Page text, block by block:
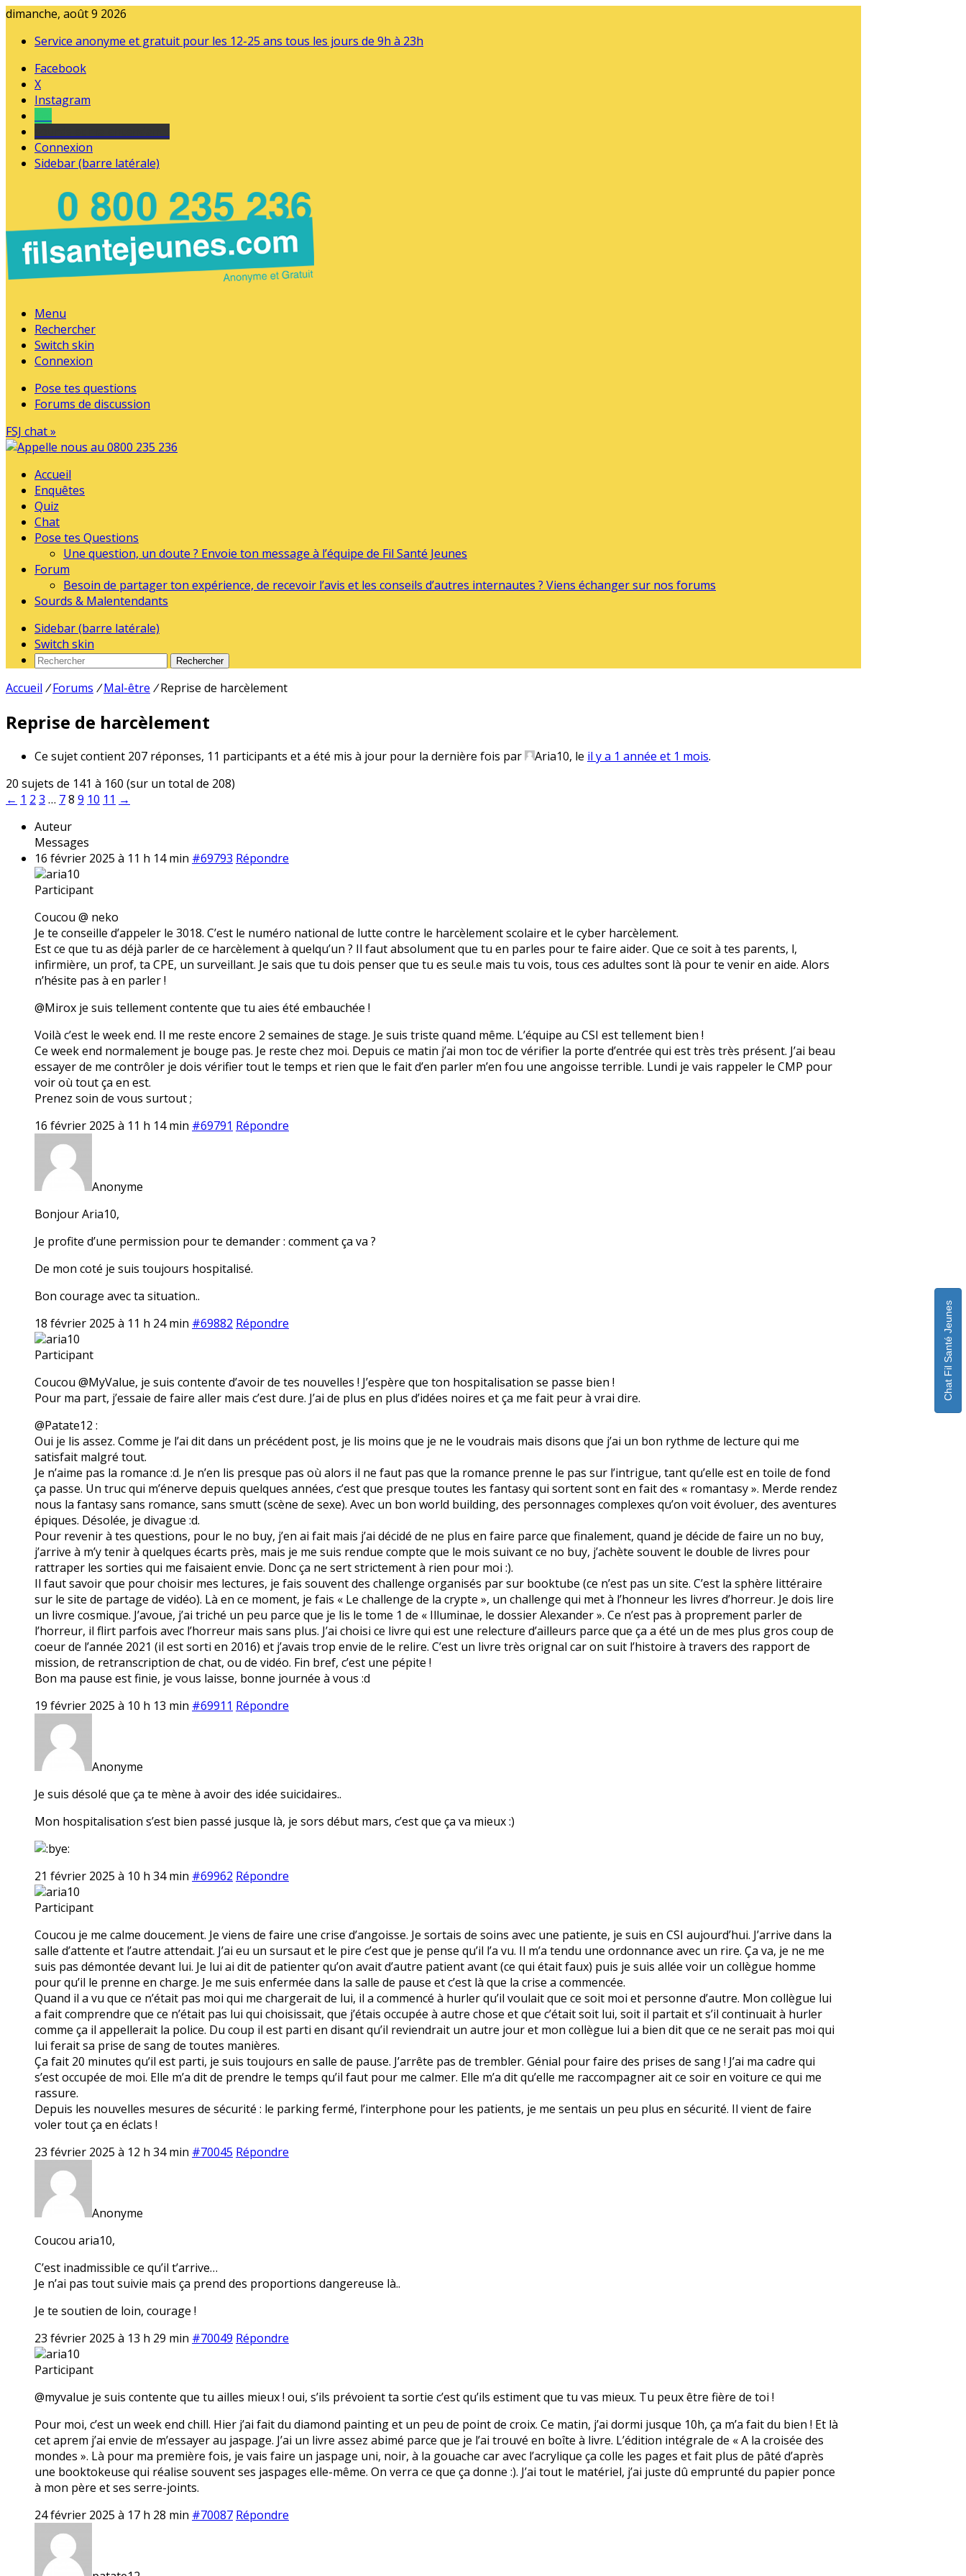
dimanche, août 9 2026
Service anonyme et gratuit pour les 12-25 ans tous les jours de 9h à 23h
Facebook
X
Instagram
Connexion
Sidebar (barre latérale)
Menu
Rechercher
Switch skin
Connexion
Pose tes questions
Forums de discussion
FSJ chat »
Accueil
Enquêtes
Quiz
Chat
Pose tes Questions
Une question, un doute ? Envoie ton message à l’équipe de Fil Santé Jeunes
Forum
Besoin de partager ton expérience, de recevoir l’avis et les conseils d’autres internautes ? Viens échanger sur nos forums
Sourds & Malentendants
Sidebar (barre latérale)
Switch skin
Rechercher
Accueil / Forums / Mal-être / Reprise de harcèlement
Reprise de harcèlement
Ce sujet contient 207 réponses, 11 participants et a été mis à jour pour la dernière fois par Aria10, le il y a 1 année et 1 mois.
20 sujets de 141 à 160 (sur un total de 208)
← 1 2 3 … 78 9 10 11 →
Auteur
Messages
16 février 2025 à 11 h 14 min #69793 Répondre
aria10
Participant
Coucou @ neko
Je te conseille d’appeler le 3018. C’est le numéro national de lutte contre le harcèlement scolaire et le cyber harcèlement.
Est ce que tu as déjà parler de ce harcèlement à quelqu’un ? Il faut absolument que tu en parles pour te faire aider. Que ce soit à tes parents, l,
infirmière, un prof, ta CPE, un surveillant. Je sais que tu dois penser que tu es seul.e mais tu vois, tous ces adultes sont là pour te venir en aide. Alors
n’hésite pas à en parler !
@Mirox je suis tellement contente que tu aies été embauchée !
Voilà c’est le week end. Il me reste encore 2 semaines de stage. Je suis triste quand même. L’équipe au CSI est tellement bien !
Ce week end normalement je bouge pas. Je reste chez moi. Depuis ce matin j’ai mon toc de vérifier la porte d’entrée qui est très très présent. J’ai beau
essayer de me contrôler je dois vérifier tout le temps et rien que le fait d’en parler m’en fou une angoisse terrible. Lundi je vais rappeler le CMP pour
voir où tout ça en est.
Prenez soin de vous surtout ;
16 février 2025 à 11 h 14 min #69791 Répondre
Anonyme
Bonjour Aria10,
Je profite d’une permission pour te demander : comment ça va ?
De mon coté je suis toujours hospitalisé.
Bon courage avec ta situation..
18 février 2025 à 11 h 24 min #69882 Répondre
aria10
Participant
Coucou @MyValue, je suis contente d’avoir de tes nouvelles ! J’espère que ton hospitalisation se passe bien !
Pour ma part, j’essaie de faire aller mais c’est dure. J’ai de plus en plus d’idées noires et ça me fait peur à vrai dire.
@Patate12 :
Oui je lis assez. Comme je l’ai dit dans un précédent post, je lis moins que je ne le voudrais mais disons que j’ai un bon rythme de lecture qui me
satisfait malgré tout.
Je n’aime pas la romance :d. Je n’en lis presque pas où alors il ne faut pas que la romance prenne le pas sur l’intrigue, tant qu’elle est en toile de fond
ça passe. Un truc qui m’énerve depuis quelques années, c’est que presque toutes les fantasy qui sortent sont en fait des « romantasy ». Merde rendez
nous la fantasy sans romance, sans smutt (scène de sexe). Avec un bon world building, des personnages complexes qu’on voit évoluer, des aventures
épiques. Désolée, je divague :d.
Pour revenir à tes questions, pour le no buy, j’en ai fait mais j’ai décidé de ne plus en faire parce que finalement, quand je décide de faire un no buy,
j’arrive à m’y tenir à quelques écarts près, mais je me suis rendue compte que le mois suivant ce no buy, j’achète souvent le double de livres pour
rattraper les sorties qui me faisaient envie. Donc ça ne sert strictement à rien pour moi :).
Il faut savoir que pour choisir mes lectures, je fais souvent des challenge organisés par sur booktube (ce n’est pas un site. C’est la sphère littéraire
sur le site de partage de vidéo). Là en ce moment, je fais « Le challenge de la crypte », un challenge qui met à l’honneur les livres d’horreur. Je dois lire
un livre cosmique. J’avoue, j’ai triché un peu parce que je lis le tome 1 de « Illuminae, le dossier Alexander ». Ce n’est pas à proprement parler de
l’horreur, il flirt parfois avec l’horreur mais sans plus. J’ai choisi ce livre qui est une relecture d’ailleurs parce que ça a été un de mes plus gros coup de
coeur de l’année 2021 (il est sorti en 2016) et j’avais trop envie de le relire. C’est un livre très orignal car on suit l’histoire à travers des rapport de
mission, de retranscription de chat, ou de vidéo. Fin bref, c’est une pépite !
Bon ma pause est finie, je vous laisse, bonne journée à vous :d
19 février 2025 à 10 h 13 min #69911 Répondre
Anonyme
Je suis désolé que ça te mène à avoir des idée suicidaires..
Mon hospitalisation s’est bien passé jusque là, je sors début mars, c’est que ça va mieux :)
21 février 2025 à 10 h 34 min #69962 Répondre
aria10
Participant
Coucou je me calme doucement. Je viens de faire une crise d’angoisse. Je sortais de soins avec une patiente, je suis en CSI aujourd’hui. J’arrive dans la
salle d’attente et l’autre attendait. J’ai eu un sursaut et le pire c’est que je pense qu’il l’a vu. Il m’a tendu une ordonnance avec un rire. Ça va, je ne me
suis pas démontée devant lui. Je lui ai dit de patienter qu’on avait d’autre patient avant (ce qui était faux) puis je suis allée voir un collègue homme
pour qu’il le prenne en charge. Je me suis enfermée dans la salle de pause et c’est là que la crise a commencée.
Quand il a vu que ce n’était pas moi qui me chargerait de lui, il a commencé à hurler qu’il voulait que ce soit moi et personne d’autre. Mon collègue lui
a fait comprendre que ce n’était pas lui qui choisissait, que j’étais occupée à autre chose et que c’était soit lui, soit il partait et s’il continuait à hurler
comme ça il appellerait la police. Du coup il est parti en disant qu’il reviendrait un autre jour et mon collègue lui a bien dit que ce ne serait pas moi qui
lui ferait sa prise de sang de toutes manières.
Ça fait 20 minutes qu’il est parti, je suis toujours en salle de pause. J’arrête pas de trembler. Génial pour faire des prises de sang ! J’ai ma cadre qui
s’est occupée de moi. Elle m’a dit de prendre le temps qu’il faut pour me calmer. Elle m’a dit qu’elle me raccompagner ait ce soir en voiture ce qui me
rassure.
Depuis les nouvelles mesures de sécurité : le parking fermé, l’interphone pour les patients, je me sentais un peu plus en sécurité. Il vient de faire
voler tout ça en éclats !
23 février 2025 à 12 h 34 min #70045 Répondre
Anonyme
Coucou aria10,
C’est inadmissible ce qu’il t’arrive…
Je n’ai pas tout suivie mais ça prend des proportions dangereuse là..
Je te soutien de loin, courage !
23 février 2025 à 13 h 29 min #70049 Répondre
aria10
Participant
@myvalue je suis contente que tu ailles mieux ! oui, s’ils prévoient ta sortie c’est qu’ils estiment que tu vas mieux. Tu peux être fière de toi !
Pour moi, c’est un week end chill. Hier j’ai fait du diamond painting et un peu de point de croix. Ce matin, j’ai dormi jusque 10h, ça m’a fait du bien ! Et là
cet aprem j’ai envie de m’essayer au jaspage. J’ai un livre assez abimé parce que je l’ai trouvé en boîte à livre. L’édition intégrale de « A la croisée des
mondes ». Là pour ma première fois, je vais faire un jaspage uni, noir, à la gouache car avec l’acrylique ça colle les pages et fait plus de pâté d’après
une booktokeuse qui réalise souvent ses jaspages elle-même. On verra ce que ça donne :). J’ai tout le matériel, j’ai juste dû emprunté du papier ponce
à mon père et ses serre-joints.
24 février 2025 à 17 h 28 min #70087 Répondre
Chat Fil Santé Jeunes